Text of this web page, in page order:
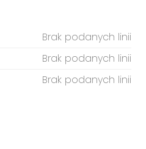
Brak podanych linii
Brak podanych linii
Brak podanych linii